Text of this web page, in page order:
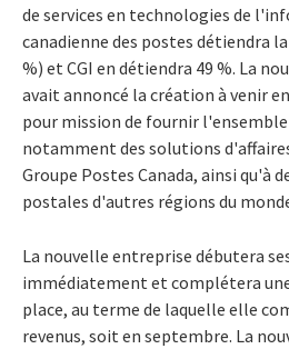
de services en technologies de
canadienne des postes détiendra
%) et CGI en détiendra 49 %. La
avait annoncé la création à venir
pour mission de fournir l'ensemble
notamment des solutions
Groupe Postes Canada, ainsi qu'à
postales d'autres régions du
La nouvelle entreprise débutera
immédiatement et complétera
place, au terme de laquelle elle
revenus, soit en septembre. La